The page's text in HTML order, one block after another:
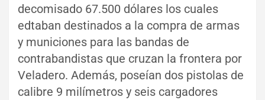
decomisado 67.500 dólares los cuales
edtaban destinados a la compra de armas
y municiones para las bandas de
contrabandistas que cruzan la frontera por
Veladero. Además, poseían dos pistolas de
calibre 9 milímetros y seis cargadores